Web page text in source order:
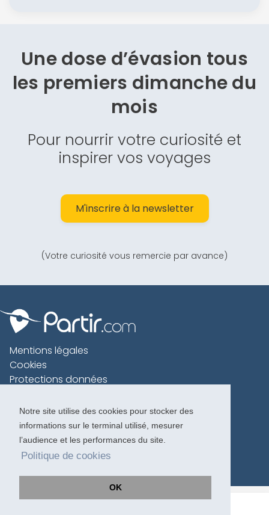
Notre site utilise des cookies pour stocker des
informations sur le terminal utilisé, mesurer
l’audience et les performances du site.
Politique de cookies
OK
Une dose d’évasion tous
les premiers dimanche du
mois
Pour nourrir votre curiosité et
inspirer vos voyages
M'inscrire à la newsletter
(Votre curiosité vous remercie par avance)
Mentions légales
Cookies
Protections données
Charte voyageur
Copyright 1996-2026